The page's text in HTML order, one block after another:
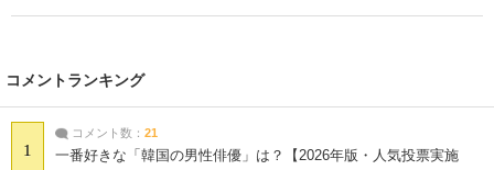
コメントランキング
1
コメント数： 21
一番好きな「韓国の男性俳優」は？【2026年版・人気投票実施